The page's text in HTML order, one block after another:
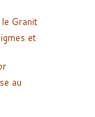
Granit
et
au